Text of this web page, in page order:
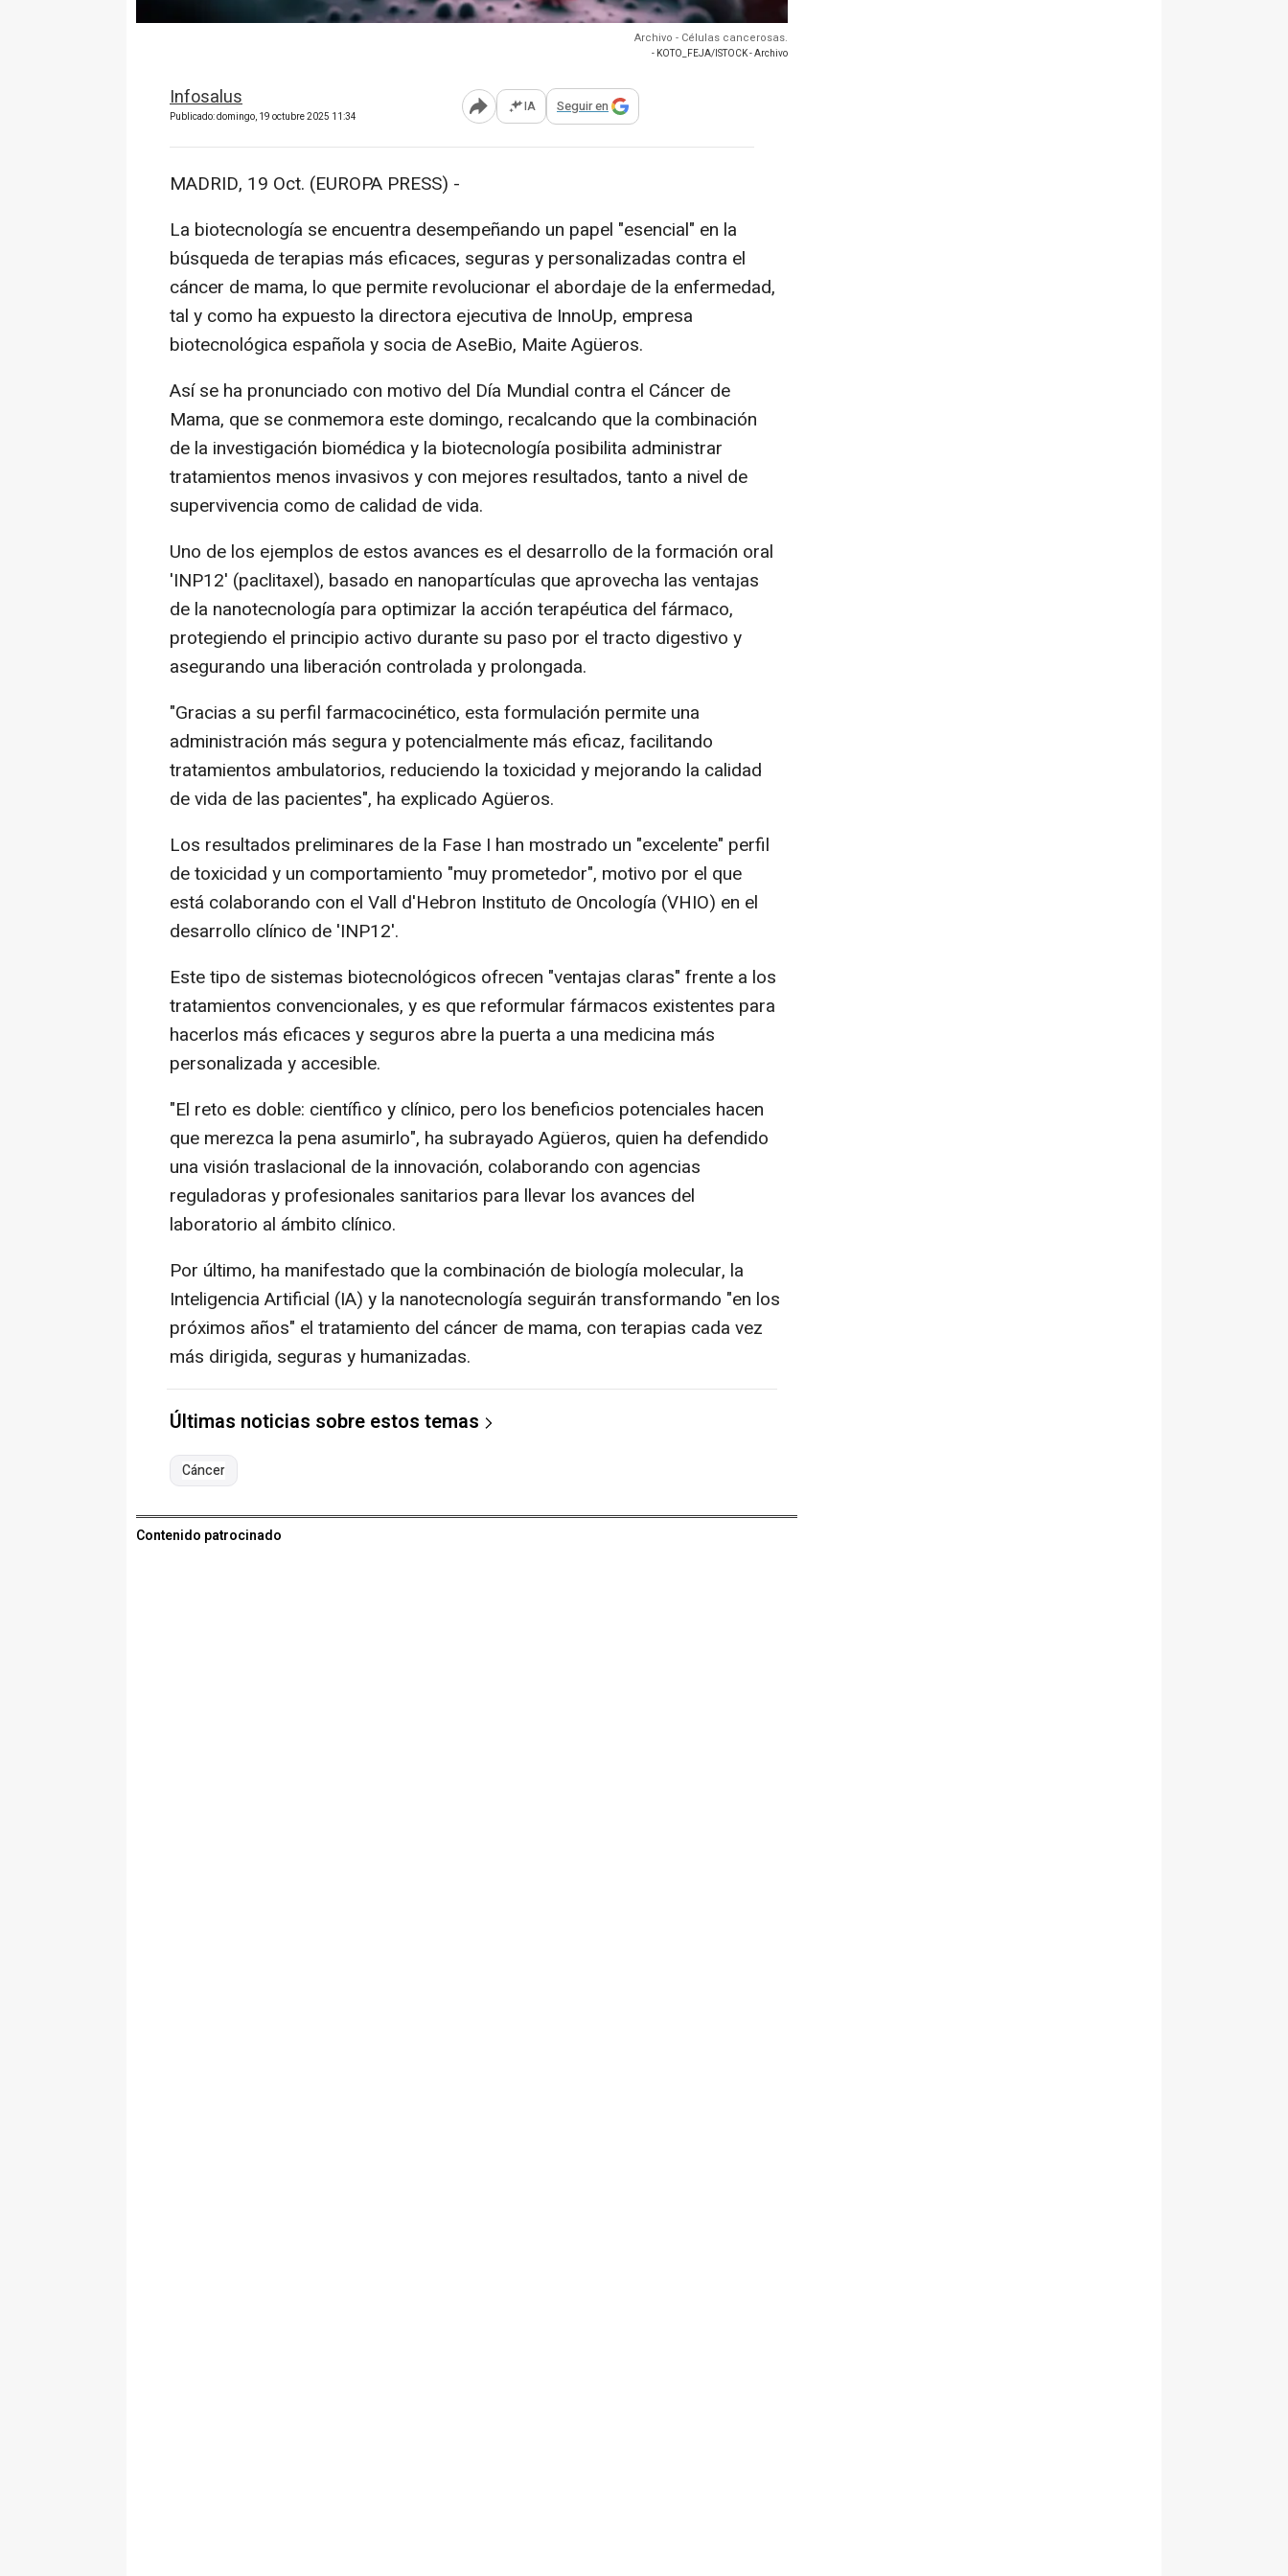
Archivo - Células cancerosas.
- KOTO_FEJA/ISTOCK - Archivo
Infosalus
Publicado: domingo, 19 octubre 2025 11:34 Abrir opciones para compartir
IA Seguir en
MADRID, 19 Oct. (EUROPA PRESS) -
La biotecnología se encuentra desempeñando un papel "esencial" en la
búsqueda de terapias más eficaces, seguras y personalizadas contra el
cáncer de mama, lo que permite revolucionar el abordaje de la enfermedad,
tal y como ha expuesto la directora ejecutiva de InnoUp, empresa
biotecnológica española y socia de AseBio, Maite Agüeros.
Así se ha pronunciado con motivo del Día Mundial contra el Cáncer de
Mama, que se conmemora este domingo, recalcando que la combinación
de la investigación biomédica y la biotecnología posibilita administrar
tratamientos menos invasivos y con mejores resultados, tanto a nivel de
supervivencia como de calidad de vida.
Uno de los ejemplos de estos avances es el desarrollo de la formación oral
'INP12' (paclitaxel), basado en nanopartículas que aprovecha las ventajas
de la nanotecnología para optimizar la acción terapéutica del fármaco,
protegiendo el principio activo durante su paso por el tracto digestivo y
asegurando una liberación controlada y prolongada.
"Gracias a su perfil farmacocinético, esta formulación permite una
administración más segura y potencialmente más eficaz, facilitando
tratamientos ambulatorios, reduciendo la toxicidad y mejorando la calidad
de vida de las pacientes", ha explicado Agüeros.
Los resultados preliminares de la Fase I han mostrado un "excelente" perfil
de toxicidad y un comportamiento "muy prometedor", motivo por el que
está colaborando con el Vall d'Hebron Instituto de Oncología (VHIO) en el
desarrollo clínico de 'INP12'.
Este tipo de sistemas biotecnológicos ofrecen "ventajas claras" frente a los
tratamientos convencionales, y es que reformular fármacos existentes para
hacerlos más eficaces y seguros abre la puerta a una medicina más
personalizada y accesible.
"El reto es doble: científico y clínico, pero los beneficios potenciales hacen
que merezca la pena asumirlo", ha subrayado Agüeros, quien ha defendido
una visión traslacional de la innovación, colaborando con agencias
reguladoras y profesionales sanitarios para llevar los avances del
laboratorio al ámbito clínico.
Por último, ha manifestado que la combinación de biología molecular, la
Inteligencia Artificial (IA) y la nanotecnología seguirán transformando "en los
próximos años" el tratamiento del cáncer de mama, con terapias cada vez
más dirigida, seguras y humanizadas.
Últimas noticias sobre estos temas
Cáncer
Contenido patrocinado